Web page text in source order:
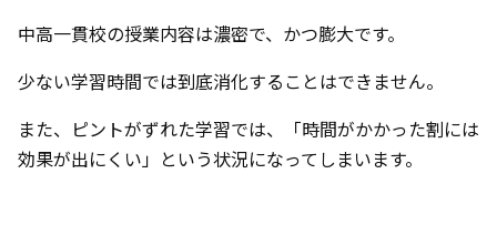
中高一貫校の授業内容は濃密で、かつ膨大です。
少ない学習時間では到底消化することはできません。
また、ピントがずれた学習では、「時間がかかった割には
効果が出にくい」という状況になってしまいます。